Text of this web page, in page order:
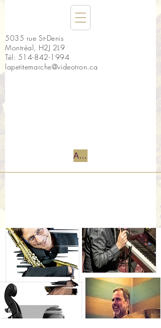
5035 rue St-Denis
Montréal, H2J 2L9
Tél: 514-842-1994
lapetitemarche@videotron.ca
Accueil